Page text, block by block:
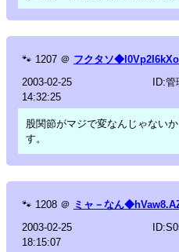
🐾 1207 ＠ フクタソ◆l0Vp2I6kXo
2003-02-25
14:32:25
ID:管
股関節がマジで変なんじゃない
す。
🐾 1208 ＠ ミャ－なん
2003-02-25
18:15:07